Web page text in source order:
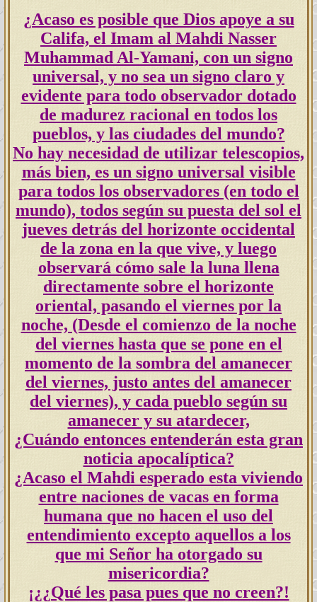
¿Acaso es posible que Dios apoye a su
Califa, el Imam al Mahdi Nasser
Muhammad Al-Yamani, con un signo
universal, y no sea un signo claro y
evidente para todo observador dotado
de madurez racional en todos los
pueblos, y las ciudades del mundo?
No hay necesidad de utilizar telescopios,
más bien, es un signo universal visible
para todos los observadores (en todo el
mundo), todos según su puesta del sol el
jueves detrás del horizonte occidental
de la zona en la que vive, y luego
observará cómo sale la luna llena
directamente sobre el horizonte
oriental, pasando el viernes por la
noche, (Desde el comienzo de la noche
del viernes hasta que se pone en el
momento de la sombra del amanecer
del viernes, justo antes del amanecer
del viernes), y cada pueblo según su
amanecer y su atardecer,
¿Cuándo entonces entenderán esta gran
noticia apocalíptica?
¿Acaso el Mahdi esperado esta viviendo
entre naciones de vacas en forma
humana que no hacen el uso del
entendimiento excepto aquellos a los
que mi Señor ha otorgado su
misericordia?
¡¿¿Qué les pasa pues que no creen?!